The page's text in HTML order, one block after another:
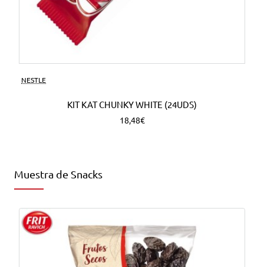
NESTLE
KIT KAT CHUNKY WHITE (24UDS)
18,48€
Muestra de Snacks